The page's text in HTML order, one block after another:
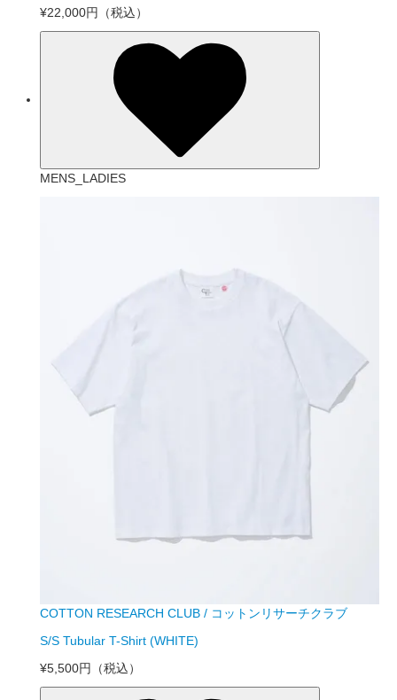
¥22,000円
（税込）
MENS_LADIES
COTTON RESEARCH CLUB / コットンリサーチクラブ
S/S Tubular T-Shirt (WHITE)
¥5,500円
（税込）